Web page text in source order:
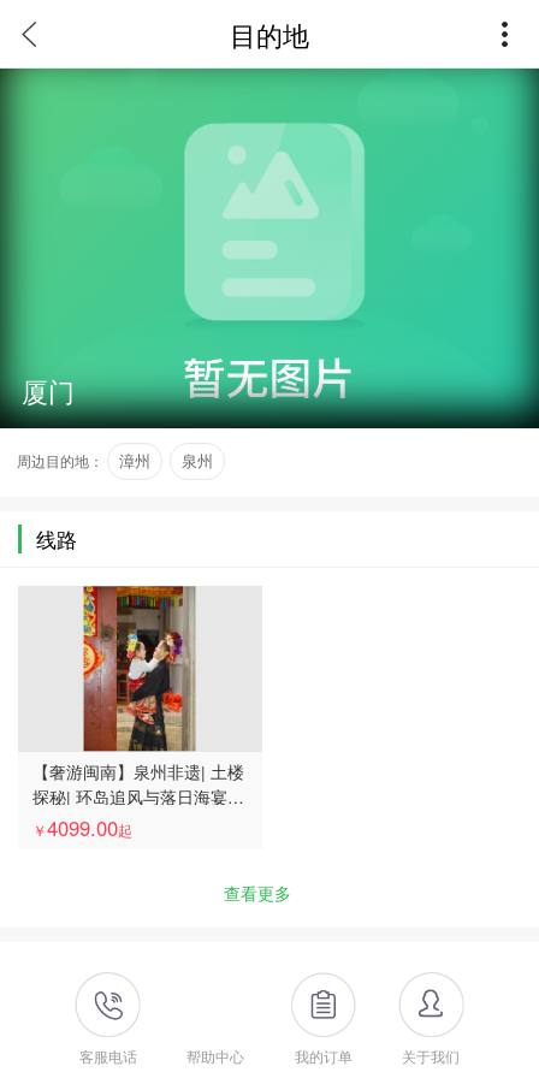
目的地
厦门
周边目的地： 漳州 泉州
线路
【奢游闽南】泉州非遗| 土楼
探秘| 环岛追风与落日海宴|
厦门+漳州+泉州5天4晚全境
￥4099.00起
查看更多
客服电话 帮助中心 我的订单 关于我们